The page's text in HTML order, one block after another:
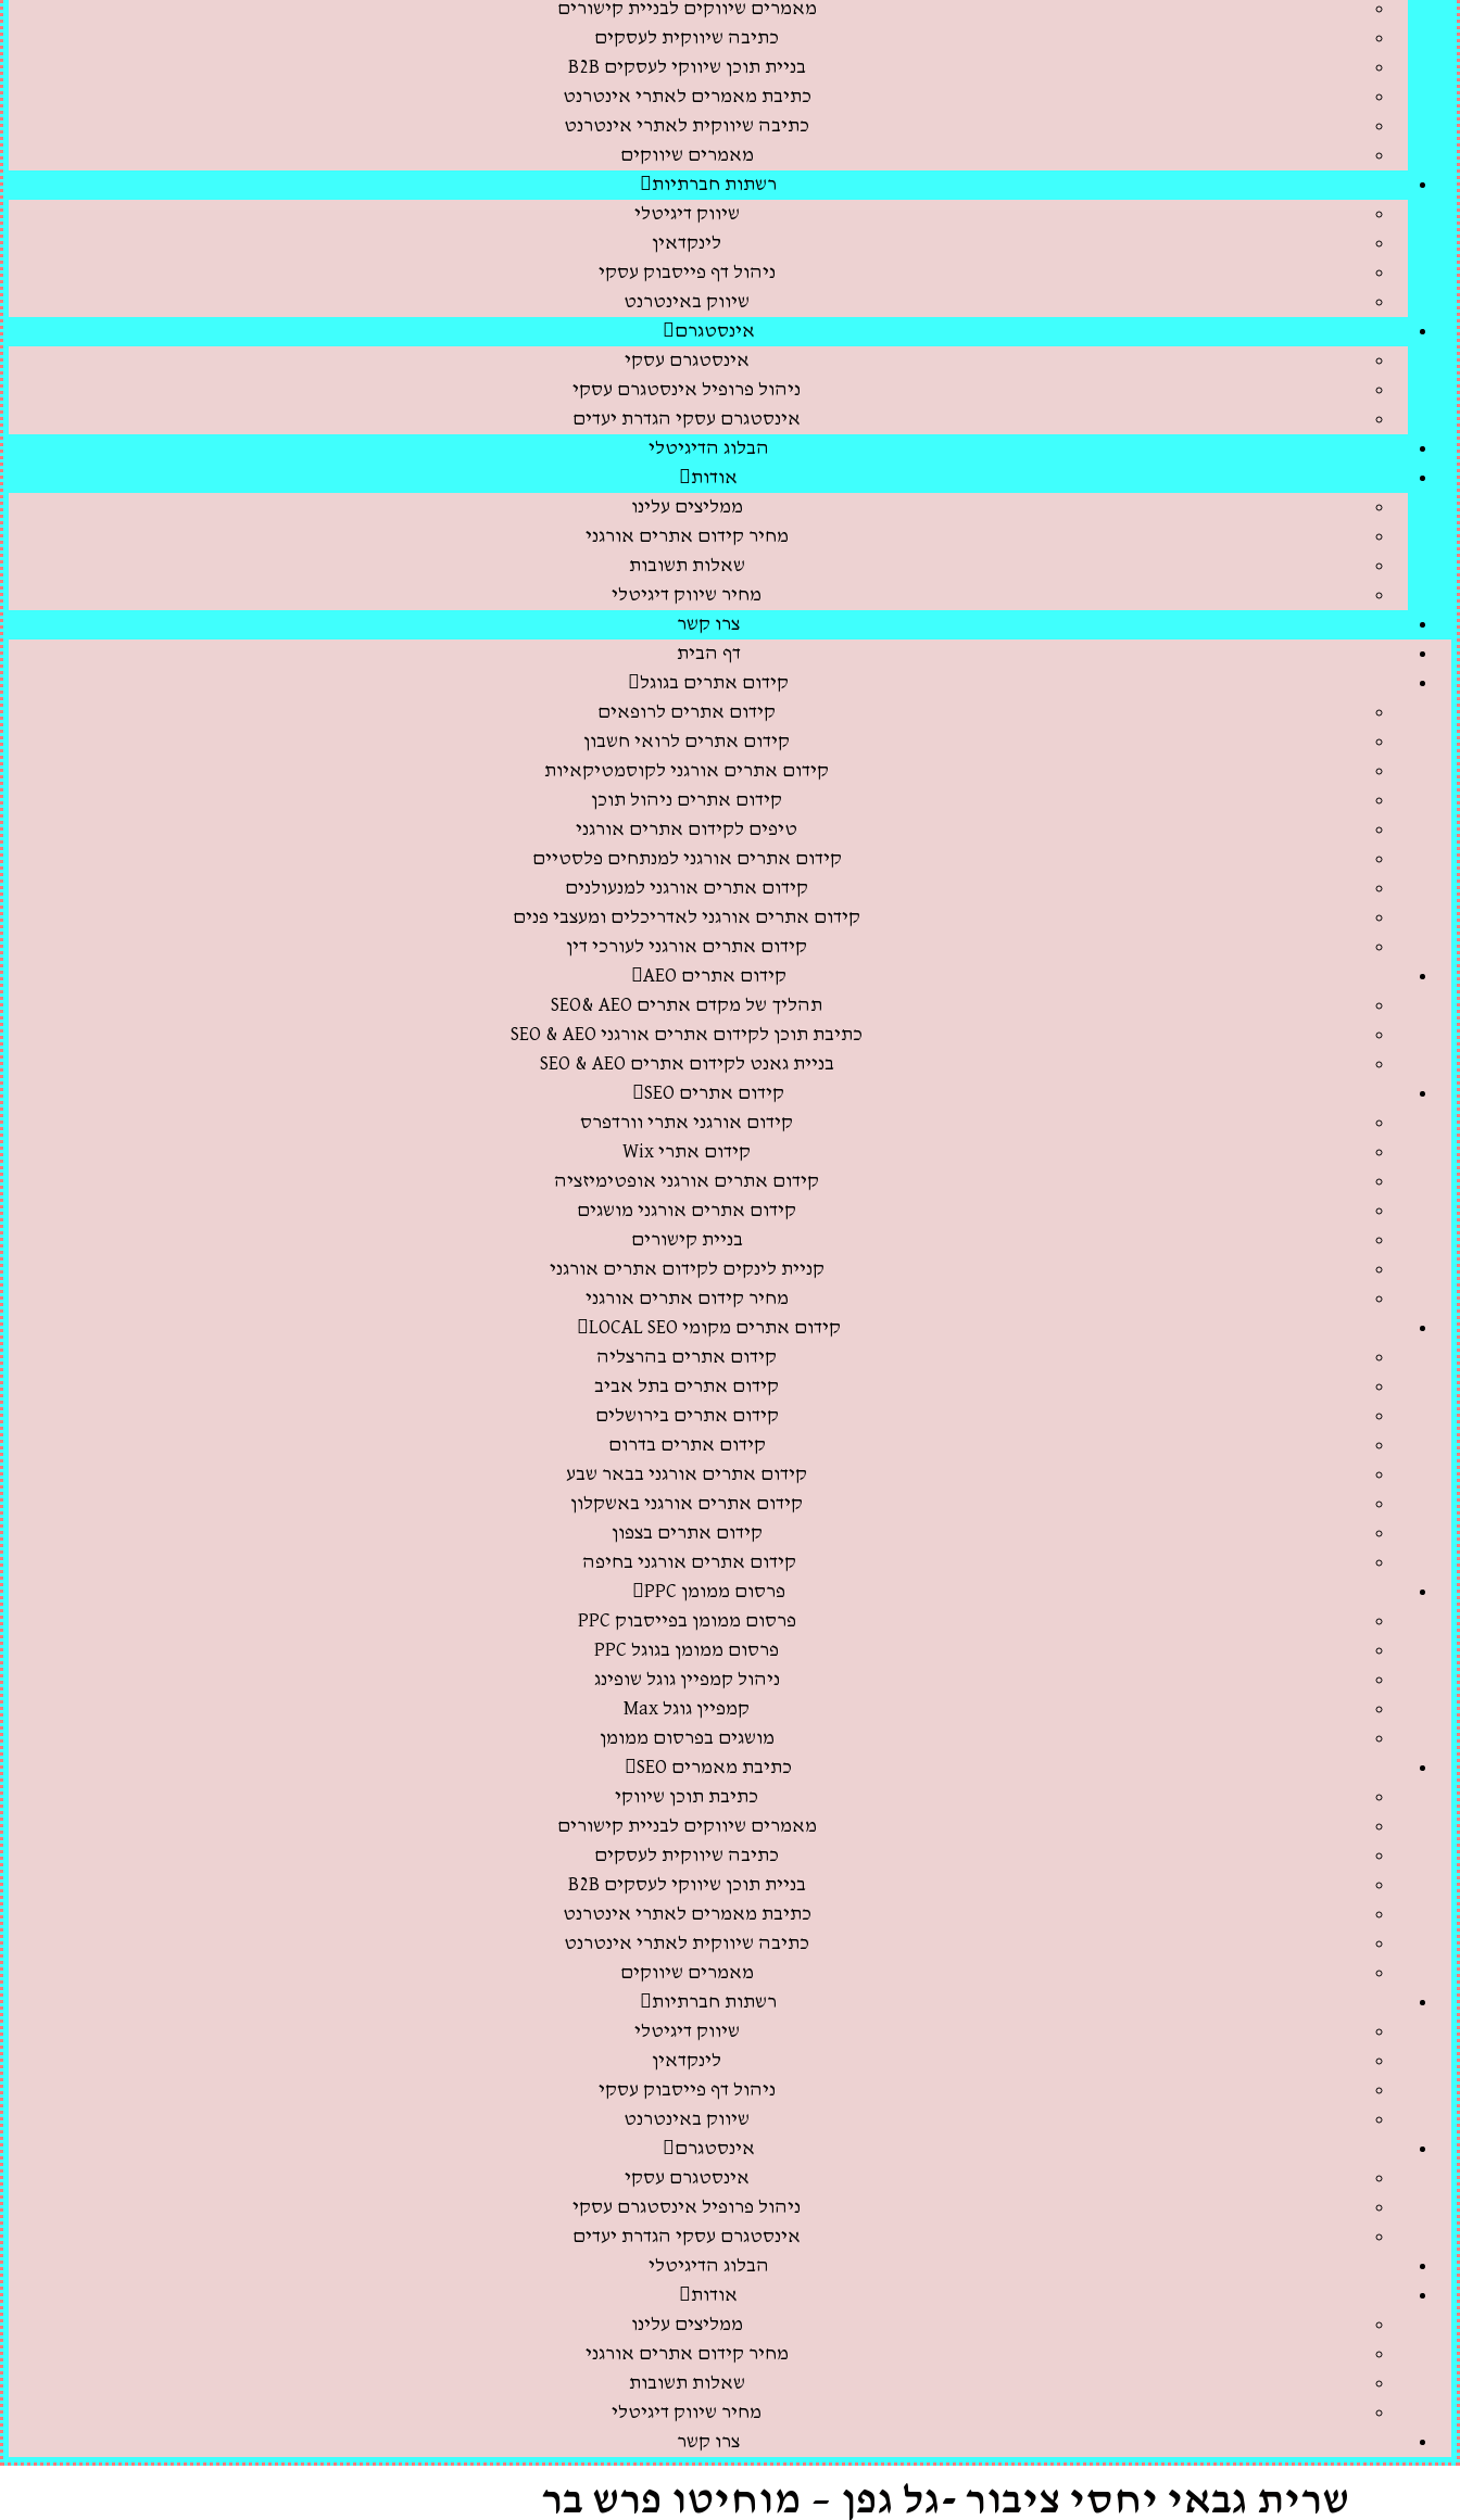
מאמרים שיווקים לבניית קישורים
כתיבה שיווקית לעסקים
בניית תוכן שיווקי לעסקים B2B
כתיבת מאמרים לאתרי אינטרנט
כתיבה שיווקית לאתרי אינטרנט
מאמרים שיווקים
רשתות חברתיות
שיווק דיגיטלי
לינקדאין
ניהול דף פייסבוק עסקי
שיווק באינטרנט
אינסטגרם
אינסטגרם עסקי
ניהול פרופיל אינסטגרם עסקי
אינסטגרם עסקי הגדרת יעדים
הבלוג הדיגיטלי
אודות
ממליצים עלינו
מחיר קידום אתרים אורגני
שאלות תשובות
מחיר שיווק דיגיטלי
צרו קשר
דף הבית
קידום אתרים בגוגל
קידום אתרים לרופאים
קידום אתרים לרואי חשבון
קידום אתרים אורגני לקוסמטיקאיות
קידום אתרים ניהול תוכן
טיפים לקידום אתרים אורגני
קידום אתרים אורגני למנתחים פלסטיים
קידום אתרים אורגני למנעולנים
קידום אתרים אורגני לאדריכלים ומעצבי פנים
קידום אתרים אורגני לעורכי דין
קידום אתרים AEO
תהליך של מקדם אתרים SEO& AEO
כתיבת תוכן לקידום אתרים אורגני SEO & AEO
בניית גאנט לקידום אתרים SEO & AEO
קידום אתרים SEO
קידום אורגני אתרי וורדפרס
קידום אתרי Wix
קידום אתרים אורגני אופטימיזציה
קידום אתרים אורגני מושגים
בניית קישורים
קניית לינקים לקידום אתרים אורגני
מחיר קידום אתרים אורגני
קידום אתרים מקומי LOCAL SEO
קידום אתרים בהרצליה
קידום אתרים בתל אביב
קידום אתרים בירושלים
קידום אתרים בדרום
קידום אתרים אורגני בבאר שבע
קידום אתרים אורגני באשקלון
קידום אתרים בצפון
קידום אתרים אורגני בחיפה
פרסום ממומן PPC
פרסום ממומן בפייסבוק PPC
פרסום ממומן בגוגל PPC
ניהול קמפיין גוגל שופינג
קמפיין גוגל Max
מושגים בפרסום ממומן
כתיבת מאמרים SEO
כתיבת תוכן שיווקי
מאמרים שיווקים לבניית קישורים
כתיבה שיווקית לעסקים
בניית תוכן שיווקי לעסקים B2B
כתיבת מאמרים לאתרי אינטרנט
כתיבה שיווקית לאתרי אינטרנט
מאמרים שיווקים
רשתות חברתיות
שיווק דיגיטלי
לינקדאין
ניהול דף פייסבוק עסקי
שיווק באינטרנט
אינסטגרם
אינסטגרם עסקי
ניהול פרופיל אינסטגרם עסקי
אינסטגרם עסקי הגדרת יעדים
הבלוג הדיגיטלי
אודות
ממליצים עלינו
מחיר קידום אתרים אורגני
שאלות תשובות
מחיר שיווק דיגיטלי
צרו קשר
שרית גבאי יחסי ציבור -גל גפן – מוחיטו פרש בר